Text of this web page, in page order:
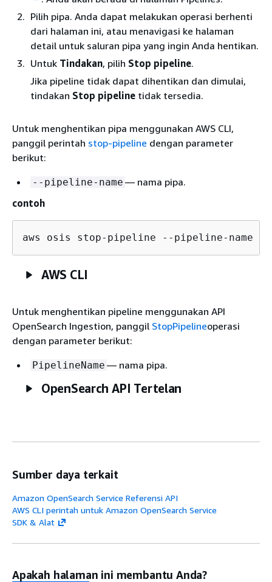
Pilih pipa. Anda dapat melakukan operasi berhenti
dari halaman ini, atau menavigasi ke halaman
detail untuk saluran pipa yang ingin Anda hentikan.
Untuk Tindakan, pilih Stop pipeline.
Jika pipeline tidak dapat dihentikan dan dimulai,
tindakan Stop pipeline tidak tersedia.
Untuk menghentikan pipa menggunakan AWS CLI,
panggil perintah stop-pipeline dengan parameter
berikut:
--pipeline-name — nama pipa.
contoh
aws osis stop-pipeline --pipeline-name
AWS CLI
Untuk menghentikan pipeline menggunakan API
OpenSearch Ingestion, panggil StopPipelineoperasi
dengan parameter berikut:
PipelineName — nama pipa.
OpenSearch API Tertelan
Sumber daya terkait
Amazon OpenSearch Service Referensi API
AWS CLI perintah untuk Amazon OpenSearch Service
SDK & Alat
Apakah halaman ini membantu Anda?